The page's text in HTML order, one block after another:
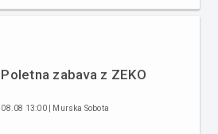
Poletna zabava z ZEKO
08.08 13:00 | Murska Sobota